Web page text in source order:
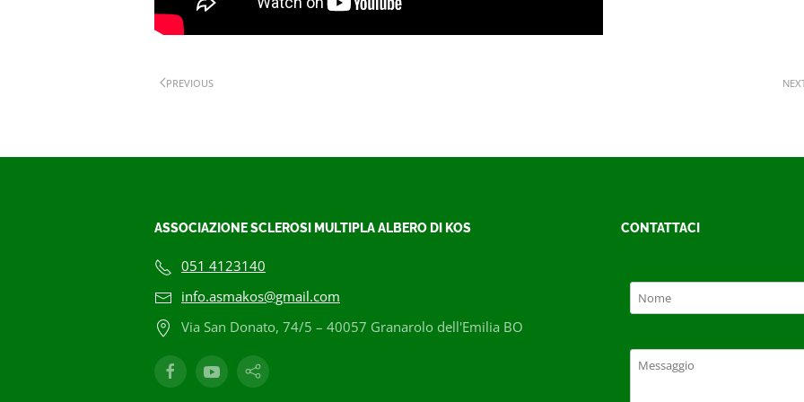
PREVIOUS
ASSOCIAZIONE SCLEROSI MULTIPLA ALBERO DI KOS
051 4123140
info.asmakos@gmail.com
Via San Donato, 74/5 – 40057 Granarolo dell'Emilia BO
CONTATTACI